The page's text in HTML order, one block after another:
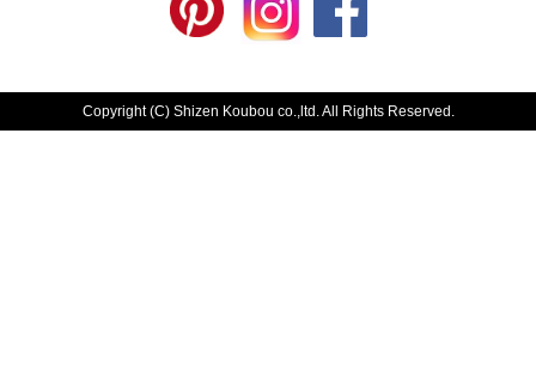
Copyright (C) Shizen Koubou co.,ltd. All Rights Reserved.